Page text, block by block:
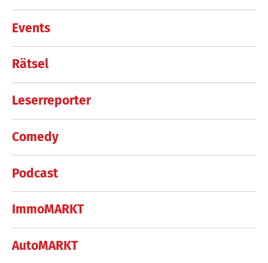
Events
Rätsel
Leserreporter
Comedy
Podcast
ImmoMARKT
AutoMARKT